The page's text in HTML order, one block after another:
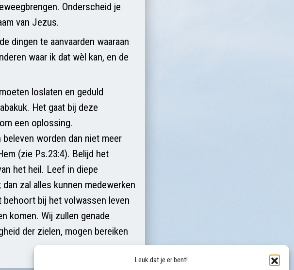
Leuk dat je er bent!
Onderscheid je
van Jezus.
dingen te aanvaarden waaraan
waar ik dat wèl kan, en de
loslaten en geduld
Het gaat bij deze
een oplossing.
worden dan niet meer
(zie Ps.23:4). Belijd het
het heil. Leef in diepe
zal alles kunnen medewerken
bij het volwassen leven
komen. Wij zullen genade
der zielen, mogen bereiken